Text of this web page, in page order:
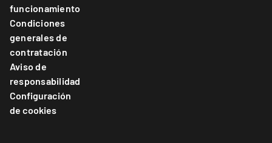
funcionamiento
Condiciones
generales de
contratación
Aviso de
responsabilidad
Configuración
de cookies